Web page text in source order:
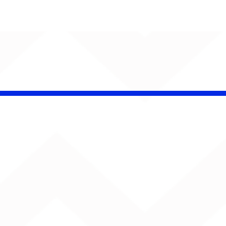
OTHOÁ estreia